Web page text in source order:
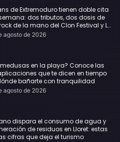
de Extremoduro tienen doble cita
dos tributos, dos dosis de
de la mano del Clon Festival y La
agosto de 2026
medusas en la playa? Conoce las
que te dicen en tiempo
bañarte con tranquilidad
agosto de 2026
dispara el consumo de agua y
de residuos en Lloret: estas
cifras que deja el turismo